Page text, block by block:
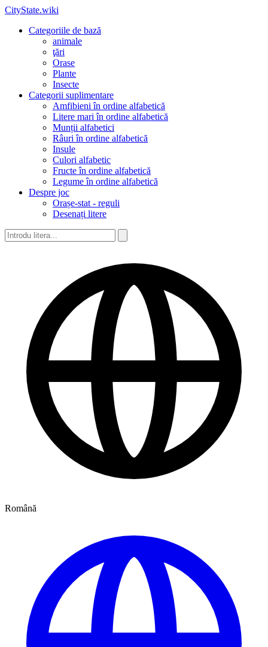
CityState.wiki
Categoriile de bază
animale
ţări
Orase
Plante
Insecte
Categorii suplimentare
Amfibieni în ordine alfabetică
Litere mari în ordine alfabetică
Munții alfabetici
Râuri în ordine alfabetică
Insule
Culori alfabetic
Fructe în ordine alfabetică
Legume în ordine alfabetică
Despre joc
Orașe-stat - reguli
Desenați litere
Română